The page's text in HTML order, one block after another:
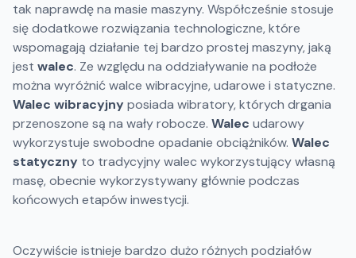
tak naprawdę na masie maszyny. Współcześnie stosuje
się dodatkowe rozwiązania technologiczne, które
wspomagają działanie tej bardzo prostej maszyny, jaką
jest walec. Ze względu na oddziaływanie na podłoże
można wyróżnić walce wibracyjne, udarowe i statyczne.
Walec wibracyjnyposiada wibratory, których drgania
przenoszone są na wały robocze. Walec udarowy
wykorzystuje swobodne opadanie obciążników. Walec
statyczny to tradycyjny walec wykorzystujący własną
masę, obecnie wykorzystywany głównie podczas
końcowych etapów inwestycji.
Oczywiście istnieje bardzo dużo różnych podziałów